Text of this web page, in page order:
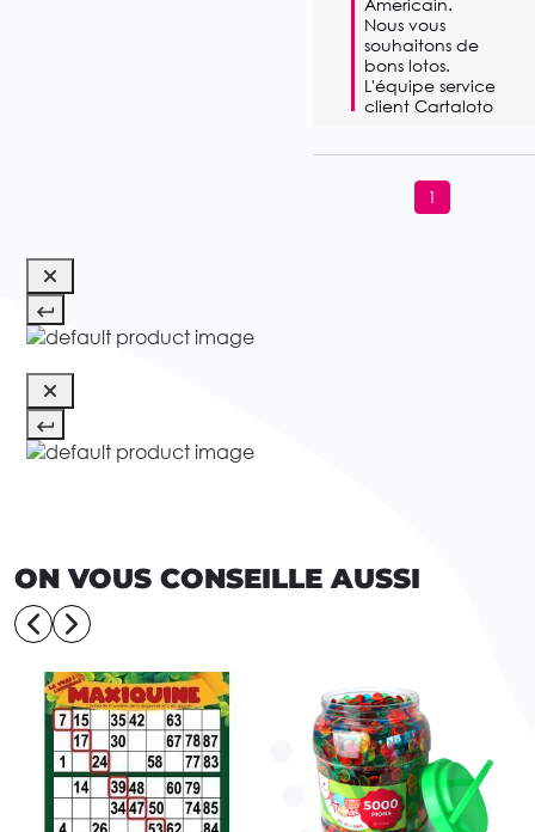
Americain.
Nous vous
souhaitons de
bons lotos.
L'équipe service
client Cartaloto
1
ON VOUS CONSEILLE AUSSI